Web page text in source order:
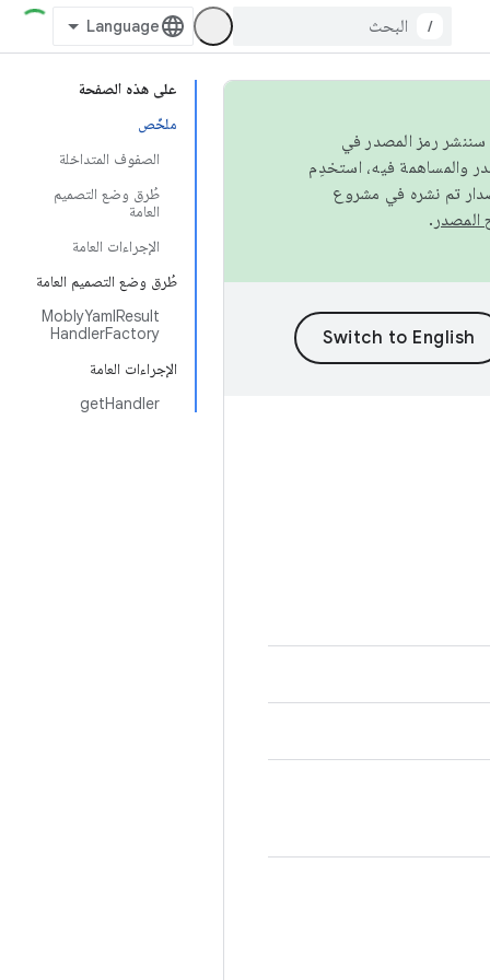
/
على هذه الصفحة
ملخّص
الصفوف المتداخلة
طُرق وضع التصميم
العامة
الإجراءات العامة
طُرق وضع التصميم العامة
MoblyYamlResult
HandlerFactory
الإجراءات العامة
getHandler
سننشر رمز المصدر في
تم نشره في مشروع
.